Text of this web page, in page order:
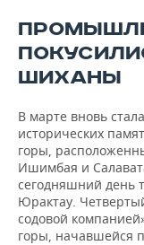
ШИХАНЫ
В марте вновь
исторических
горы,
Ишимбая и
сегодняшний день
Юрактау.
содовой
горы, начавшейся